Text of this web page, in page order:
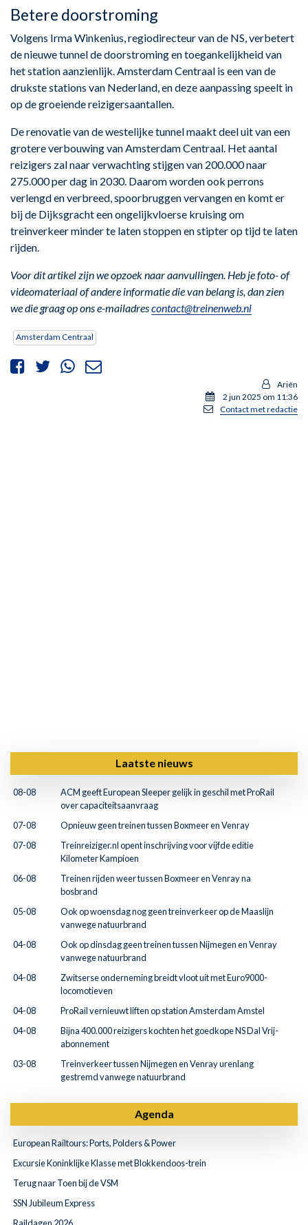
Betere doorstroming
Volgens Irma Winkenius, regiodirecteur van de NS, verbetert
de nieuwe tunnel de doorstroming en toegankelijkheid van
het station aanzienlijk. Amsterdam Centraal is een van de
drukste stations van Nederland, en deze aanpassing speelt in
op de groeiende reizigersaantallen.
De renovatie van de westelijke tunnel maakt deel uit van een
grotere verbouwing van Amsterdam Centraal. Het aantal
reizigers zal naar verwachting stijgen van 200.000 naar
275.000 per dag in 2030. Daarom worden ook perrons
verlengd en verbreed, spoorbruggen vervangen en komt er
bij de Dijksgracht een ongelijkvloerse kruising om
treinverkeer minder te laten stoppen en stipter op tijd te laten
rijden.
Voor dit artikel zijn we opzoek naar aanvullingen. Heb je foto- of
videomateriaal of andere informatie die van belang is, dan zien
we die graag op ons e-mailadrescontact@treinenweb.nl
Amsterdam Centraal
Ariën
2 jun 2025 om 11:36
Contact met redactie
Laatste nieuws
08-08
ACM geeft European Sleeper gelijk in geschil met ProRail
over capaciteitsaanvraag
07-08
Opnieuw geen treinen tussen Boxmeer en Venray
07-08
Treinreiziger.nl opent inschrijving voor vijfde editie
Kilometer Kampioen
06-08
Treinen rijden weer tussen Boxmeer en Venray na
bosbrand
05-08
Ook op woensdag nog geen treinverkeer op de Maaslijn
vanwege natuurbrand
04-08
Ook op dinsdag geen treinen tussen Nijmegen en Venray
vanwege natuurbrand
04-08
Zwitserse onderneming breidt vloot uit met Euro9000-
locomotieven
04-08
ProRail vernieuwt liften op station Amsterdam Amstel
04-08
Bijna 400.000 reizigers kochten het goedkope NS Dal Vrij-
abonnement
03-08
Treinverkeer tussen Nijmegen en Venray urenlang
gestremd vanwege natuurbrand
Agenda
European Railtours: Ports, Polders & Power
Excursie Koninklijke Klasse met Blokkendoos-trein
Terug naar Toen bij de VSM
SSN Jubileum Express